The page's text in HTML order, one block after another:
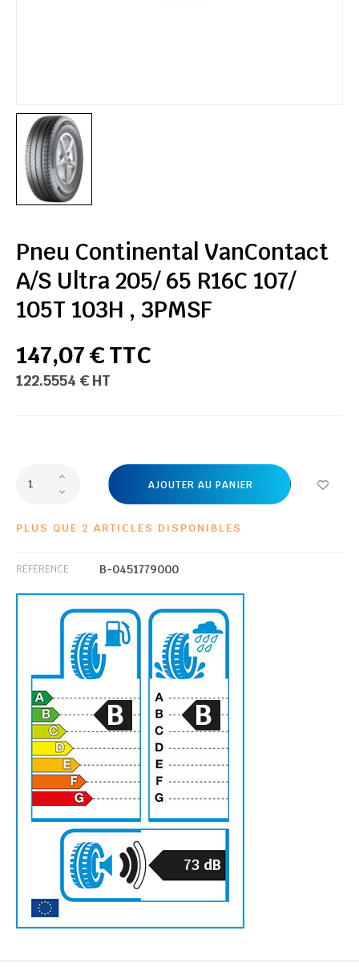
Pneu Continental VanContact
A/S Ultra 205/ 65 R16C 107/
105T 103H , 3PMSF
147,07 € TTC
122.5554 € HT
AJOUTER AU PANIER
PLUS QUE 2 ARTICLES DISPONIBLES
RÉFÉRENCE B-0451779000
B B
73 dB